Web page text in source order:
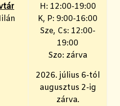
H: 12:00-19:00
K, P: 9:00-16:00
Sze, Cs: 12:00-
19:00
Szo: zárva
2026. július 6-tól
augusztus 2-ig
zárva.